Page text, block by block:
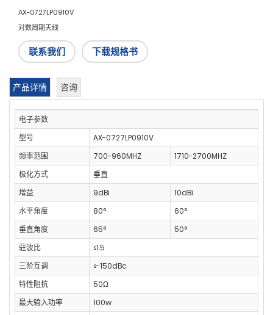
AX-0727LP0910V
对数周期天线
联系我们 下载规格书
产品详情 咨询
电子参数
型号
AX-0727LP0910V
频率范围
700-960MHZ
1710-2700MHZ
极化方式
垂直
增益
9dBi
10dBi
水平角度
80°
60°
垂直角度
65°
50°
驻波比
≤1.5
三阶互调
≤-150dBc
特性阻抗
50Ω
最大输入功率
100w